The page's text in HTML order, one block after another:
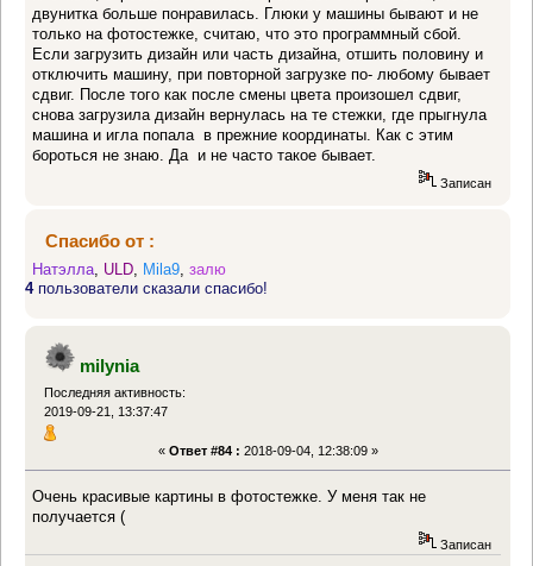
двунитка больше понравилась. Глюки у машины бывают и не
только на фотостежке, считаю, что это программный сбой.
Если загрузить дизайн или часть дизайна, отшить половину и
отключить машину, при повторной загрузке по- любому бывает
сдвиг. После того как после смены цвета произошел сдвиг,
снова загрузила дизайн вернулась на те стежки, где прыгнула
машина и игла попала в прежние координаты. Как с этим
бороться не знаю. Да и не часто такое бывает.
Записан
Спасибо от :
Натэлла, ULD, Mila9,залю
4пользователи сказали спасибо!
milynia
Последняя активность:
2019-09-21, 13:37:47
« Ответ #84 : 2018-09-04, 12:38:09 »
Очень красивые картины в фотостежке. У меня так не
получается (
Записан